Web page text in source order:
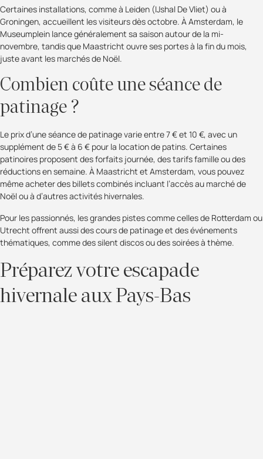
Certaines installations, comme à Leiden (IJshal De Vliet) ou à
Groningen, accueillent les visiteurs dès octobre. À Amsterdam, le
Museumplein lance généralement sa saison autour de la mi-
novembre, tandis que Maastricht ouvre ses portes à la fin du mois,
juste avant les marchés de Noël.
Combien coûte une séance de
patinage ?
Le prix d’une séance de patinage varie entre 7 € et 10 €, avec un
supplément de 5 € à 6 € pour la location de patins. Certaines
patinoires proposent des forfaits journée, des tarifs famille ou des
réductions en semaine. À Maastricht et Amsterdam, vous pouvez
même acheter des billets combinés incluant l’accès au marché de
Noël ou à d’autres activités hivernales.
Pour les passionnés, les grandes pistes comme celles de Rotterdam ou
Utrecht offrent aussi des cours de patinage et des événements
thématiques, comme des silent discos ou des soirées à thème.
Préparez votre escapade
hivernale aux Pays-Bas